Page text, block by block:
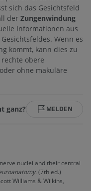
sich das Gesichtsfeld
der Zungenwindung
Informationen aus
Wenn es
kommt, kann dies zu
obere
ohne makuläre
ganz? MELDEN
nuclei and their central
. (7th ed.)
Williams & Wilkins,